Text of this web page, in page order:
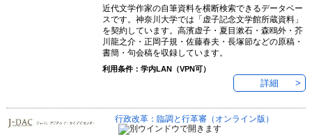
近代文学作家の自筆資料を横断検索できるデータベー
スです。神奈川大学では「虚子記念文学館所蔵資料」
を契約しています。高濱虚子・夏目漱石・森鴎外・芥
川龍之介・正岡子規・佐藤春夫・長塚節などの原稿・
書簡・句会稿を収録しています。
利用条件：学内LAN（VPN可）
詳細
行政改革：臨調と行革審（オンライン版）